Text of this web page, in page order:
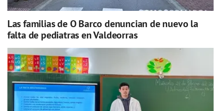
Las familias de O Barco denuncian de nuevo la
falta de pediatras en Valdeorras